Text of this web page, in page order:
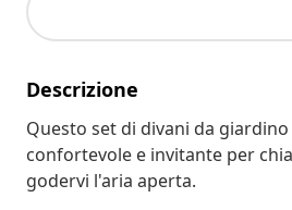
Descrizione
Questo set di divani da
confortevole e invitante per
godervi l'aria aperta.